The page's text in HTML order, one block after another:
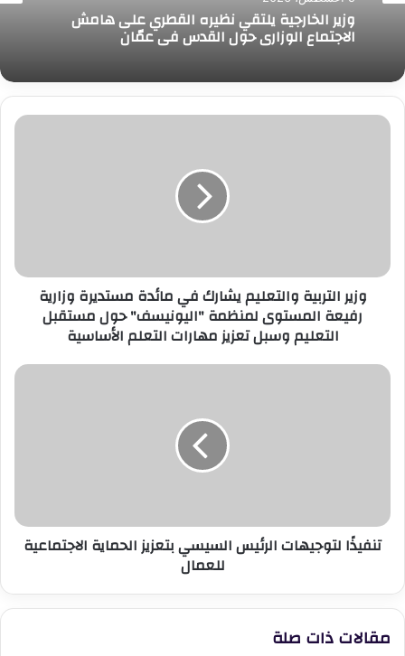
وزير الخارجية يلتقي نظيره القطري على هامش
الاجتماع الوزاري حول القدس في عمّان
وزير
رفيعة
المستوى
لمنظمة
"اليونيسف"
مستقبل
وزير التربية والتعليم يشارك في مائدة مستديرة وزارية
رفيعة المستوى لمنظمة "اليونيسف" حول مستقبل
التعليم وسبل تعزيز مهارات التعلم الأساسية
تنفيذًا
تنفيذًا لتوجيهات الرئيس السيسي بتعزيز الحماية الاجتماعية
للعمال
مقالات ذات صلة